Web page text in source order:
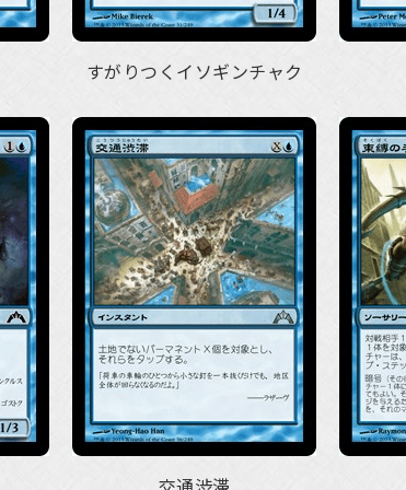
すがりつくイソギンチャク